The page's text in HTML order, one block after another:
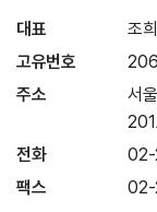
대표
조
고유번호
주소
서
전화
팩스